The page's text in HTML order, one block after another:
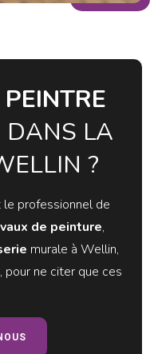
PEINTRE
DANS LA
?
le professionnel de
de peinture,
murale à Wellin,
pour ne citer que ces